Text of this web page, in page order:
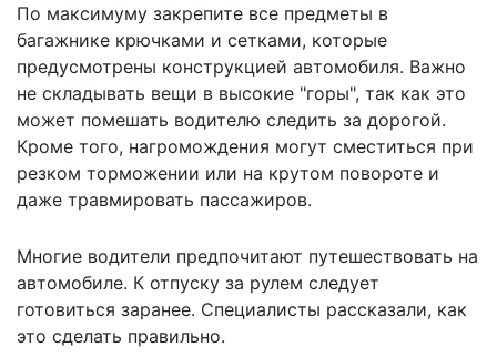
По максимуму закрепите все предметы в
багажнике крючками и сетками, которые
предусмотрены конструкцией автомобиля. Важно
не складывать вещи в высокие "горы", так как это
может помешать водителю следить за дорогой.
Кроме того, нагромождения могут сместиться при
резком торможении или на крутом повороте и
даже травмировать пассажиров.
Многие водители предпочитают путешествовать на
автомобиле. К отпуску за рулем следует
готовиться заранее. Специалисты рассказали, как
это сделать правильно.